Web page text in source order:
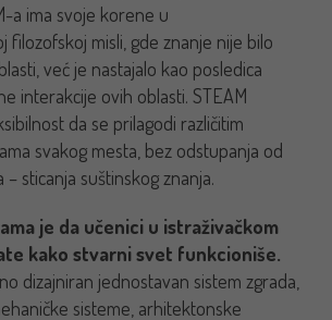
a ima svoje korene u
filozofskoj misli, gde znanje nije bilo
već je nastajalo kao posledica
interakcije ovih oblasti. STEAM
da se prilagodi različitim
svakog mesta, bez odstupanja od
– sticanja suštinskog znanja.
je da učenici u istraživačkom
kako stvarni svet funkcioniše.
dizajniran jednostavan sistem zgrada,
sisteme, arhitektonske